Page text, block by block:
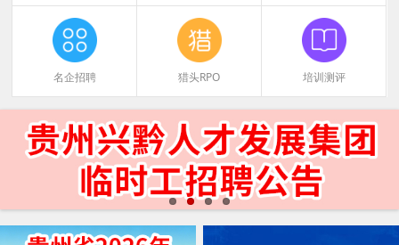
名企招聘 猎头RPO 培训测评